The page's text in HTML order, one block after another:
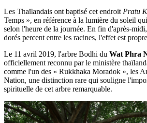
Les Thaïlandais ont baptisé cet endroit Pratu
Temps », en référence à la lumière du soleil
selon l'heure de la journée. En fin d'après-
dorés percent entre les racines, l'effet est
Le 11 avril 2019, l'arbre Bodhi du Wat Phra
officiellement reconnu par le ministère
comme l'un des « Rukkhaka Moradok », les
Nation, une distinction rare qui souligne
spirituelle de cet arbre remarquable.